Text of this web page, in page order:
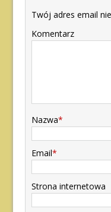
Twój adres email
Komentarz
Nazwa*
Email*
Strona internetowa